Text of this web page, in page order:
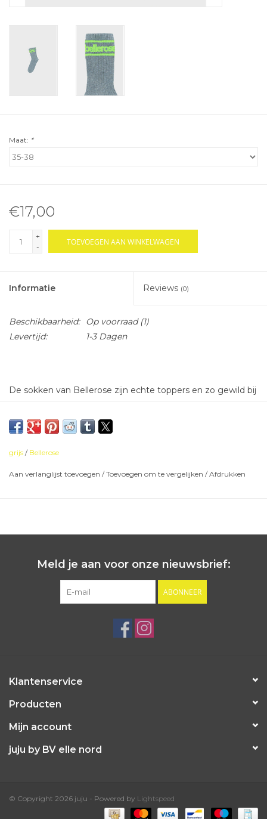
Maat: *
€17,00
+
-
TOEVOEGEN AAN WINKELWAGEN
Informatie Reviews (0)
Beschikbaarheid: Op voorraad(1)
Levertijd:
1-3 Dagen
De sokken van Bellerose zijn echte toppers en zo gewild bij
70% katoen, 27% polyamide, 3% elastane
grijs / Bellerose
Aan verlanglijst toevoegen /Toevoegen om te vergelijken /Afdrukken
Meld je aan voor onze nieuwsbrief:
ABONNEER
Klantenservice
Producten
Mijn account
juju by BV elle nord
© Copyright 2026 juju - Powered by Lightspeed